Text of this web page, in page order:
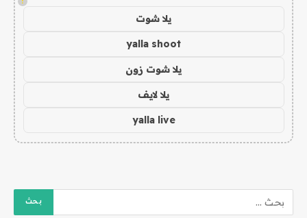
يلا شوت
yalla shoot
يلا شوت زون
يلا لايف
yalla live